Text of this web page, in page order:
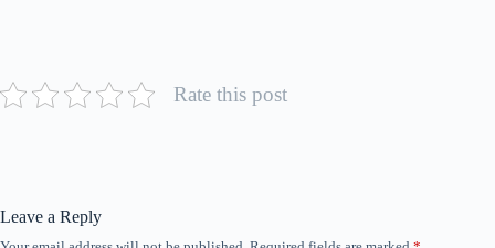
Rate this post
Leave a Reply